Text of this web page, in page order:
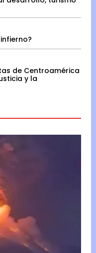
de Centroamérica
y la